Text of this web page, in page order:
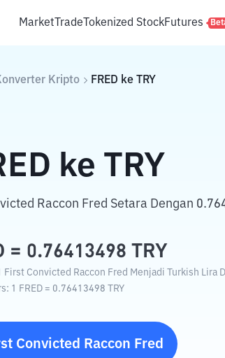
MarketTradeTokenized StockFutures
Kripto FRED ke TRY
ke TRY
Raccon Fred Setara Dengan
= 0.76413498 TRY
First Convicted Raccon Fred Menjadi Turkish Lira
: 1 FRED = 0.76413498 TRY
Convicted Raccon Fred